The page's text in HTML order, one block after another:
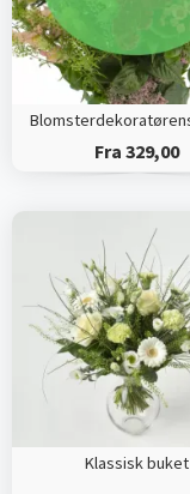
Fra 329,00
Klassisk buket